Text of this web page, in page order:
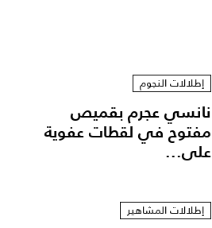
إطلالات النجوم
نانسي عجرم بقميص
مفتوح في لقطات عفوية
على...
إطلالات المشاهير